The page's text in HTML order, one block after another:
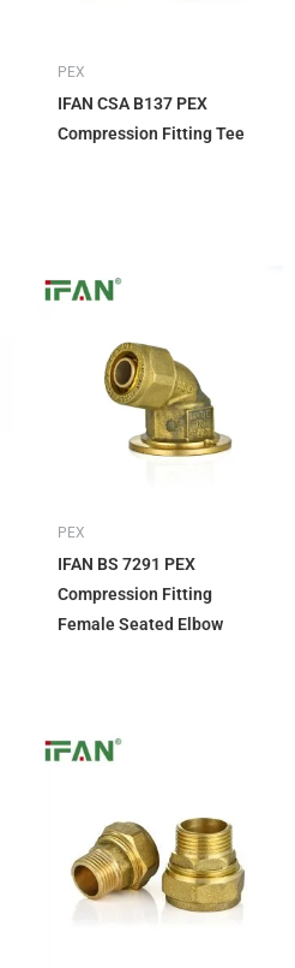
PEX
IFAN CSA B137 PEX
Compression Fitting Tee
PEX
IFAN BS 7291 PEX
Compression Fitting
Female Seated Elbow